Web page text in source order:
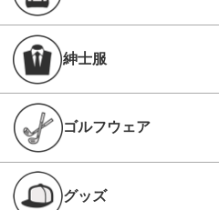
紳士服
ゴルフウェア
グッズ